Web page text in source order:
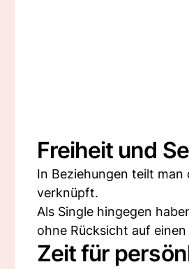
Freiheit und
In Beziehungen teilt
verknüpft.
Als Single hingegen
ohne Rücksicht auf einen
Zeit für